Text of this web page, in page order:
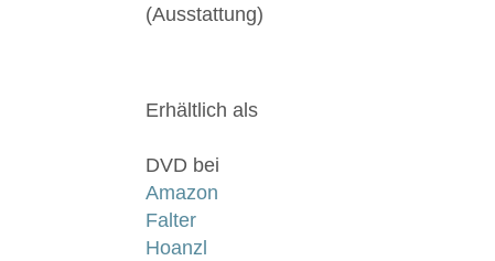
(Ausstattung)
Erhältlich als
DVD bei
Amazon
Falter
Hoanzl